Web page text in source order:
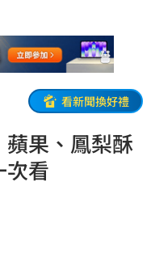
看新聞換好禮
果、鳳梨酥
看